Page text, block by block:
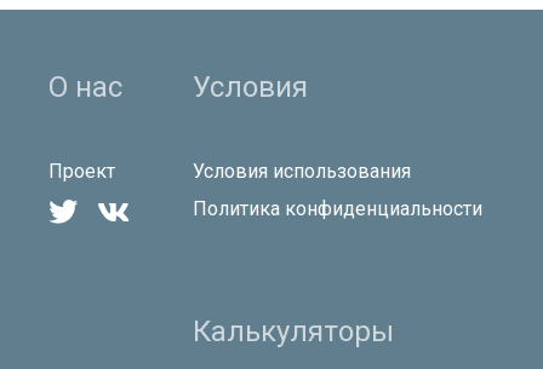
О нас
Проект
 
Условия
Условия использования
Политика конфиденциальности
Калькуляторы